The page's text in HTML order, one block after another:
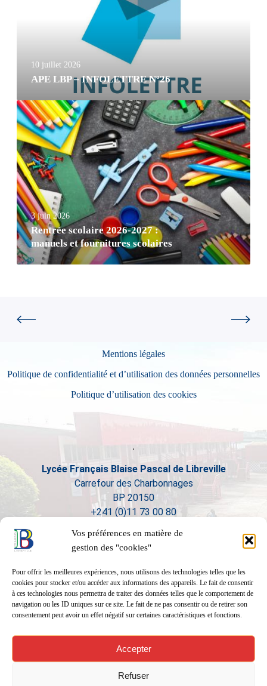
Vos préférences en matière de
gestion des "cookies"
Pour offrir les meilleures expériences, nous utilisons des technologies telles que les
cookies pour stocker et/ou accéder aux informations des appareils. Le fait de consentir
à ces technologies nous permettra de traiter des données telles que le comportement de
navigation ou les ID uniques sur ce site. Le fait de ne pas consentir ou de retirer son
consentement peut avoir un effet négatif sur certaines caractéristiques et fonctions.
Accepter
Refuser
10 juillet 2026
APE LBP – INFOLETTRE Nº26
3 juin 2026
Rentrée scolaire 2026-2027 :
manuels et fournitures scolaires
Mentions légales
Politique de confidentialité et d’utilisation des données personnelles
Politique d’utilisation des cookies
Lycée Français Blaise Pascal de Libreville
Carrefour des Charbonnages
BP 20150
+241 (0)11 73 00 80